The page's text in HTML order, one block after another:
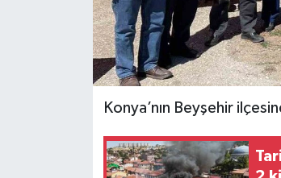
Konya’nın Beyşehir